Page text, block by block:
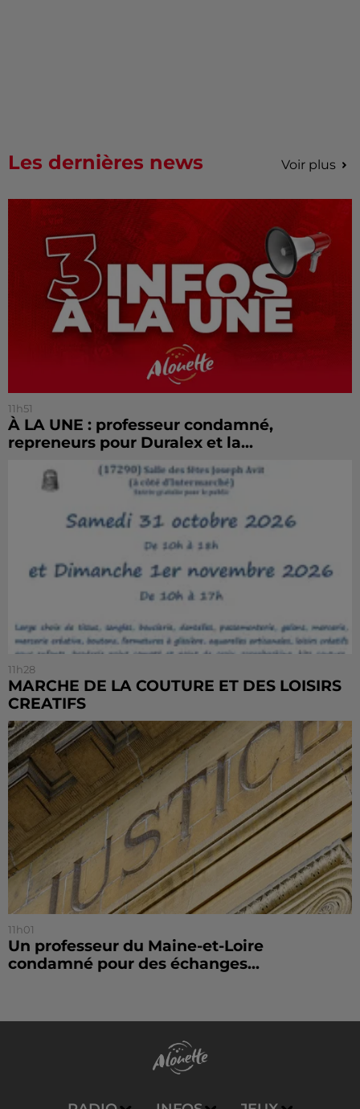
Les dernières news Voir plus
11h51
À LA UNE : professeur condamné,
repreneurs pour Duralex et la...
11h28
MARCHE DE LA COUTURE ET DES LOISIRS
CREATIFS
11h01
Un professeur du Maine-et-Loire
condamné pour des échanges...